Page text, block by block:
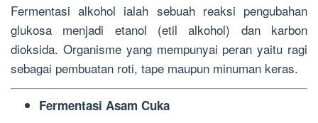
Fermentasi alkohol ialah sebuah reaksi pengubahan
glukosa menjadi etanol (etil alkohol) dan karbon
dioksida. Organisme yang mempunyai peran yaitu ragi
sebagai pembuatan roti, tape maupun minuman keras.
Fermentasi Asam Cuka